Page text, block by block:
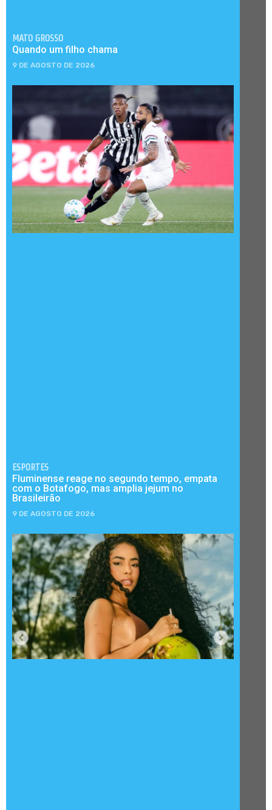
MATO GROSSO
Quando um filho chama
9 DE AGOSTO DE 2026
ESPORTES
Fluminense reage no segundo tempo, empata
com o Botafogo, mas amplia jejum no
Brasileirão
9 DE AGOSTO DE 2026